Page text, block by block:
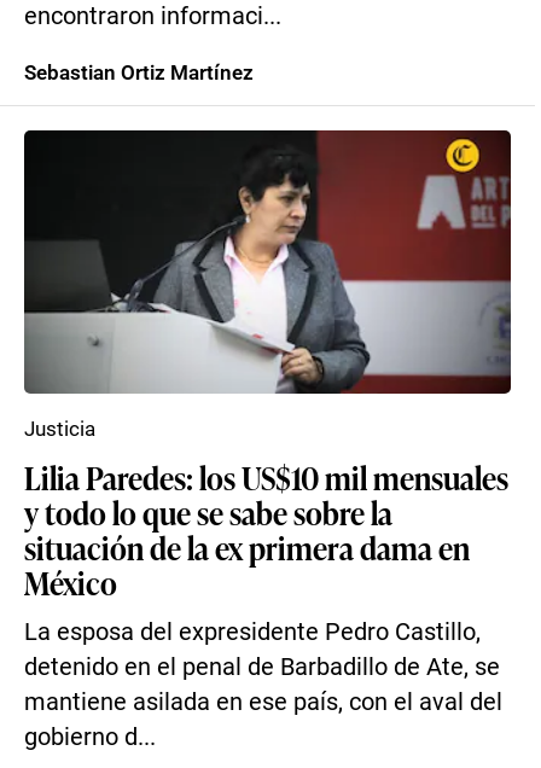
encontraron informaci...
Sebastian Ortiz Martínez
Lilia Paredes: los US$10 mil mensuales
y todo lo que se sabe sobre la
situación de la ex primera dama en
México
La esposa del expresidente Pedro Castillo,
detenido en el penal de Barbadillo de Ate, se
mantiene asilada en ese país, con el aval del
gobierno d...
Justicia